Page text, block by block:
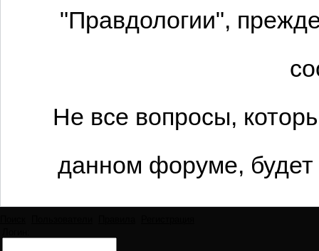
"Правдологии",
Не все вопросы,
данном форуме,